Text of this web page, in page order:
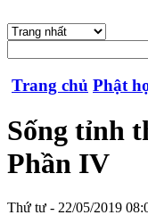
Trang chủ Phật
Sống tỉnh
Phần IV
Thứ tư - 22/05/2019